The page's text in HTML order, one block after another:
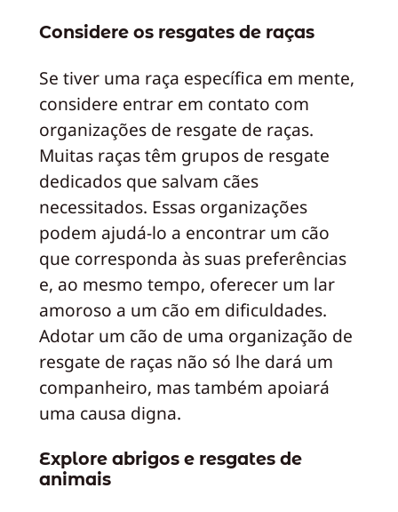
Considere os resgates de raças
Se tiver uma raça específica em mente,
considere entrar em contato com
organizações de resgate de raças.
Muitas raças têm grupos de resgate
dedicados que salvam cães
necessitados. Essas organizações
podem ajudá-lo a encontrar um cão
que corresponda às suas preferências
e, ao mesmo tempo, oferecer um lar
amoroso a um cão em dificuldades.
Adotar um cão de uma organização de
resgate de raças não só lhe dará um
companheiro, mas também apoiará
uma causa digna.
Explore abrigos e resgates de
animais